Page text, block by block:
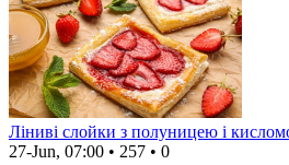
Ліниві слойки з полуницею і
27-Jun, 07:00 • 257 • 0